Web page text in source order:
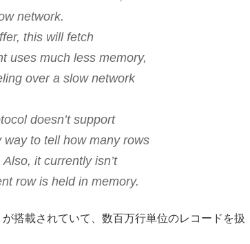
network.
this will fetch
uses much less memory,
over a slow network
doesn’t support
to tell how many rows
it currently isn’t
row is held in memory.
搭載されていて、数百万行単位のレコードを扱